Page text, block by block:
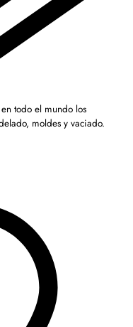
todo el mundo los
moldes y vaciado.